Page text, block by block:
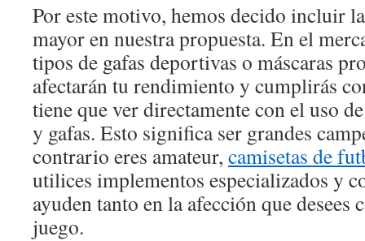
Por este motivo, hemos decido incluir
mayor en nuestra propuesta. En el
tipos de gafas deportivas o máscaras
afectarán tu rendimiento y cumplirás
tiene que ver directamente con el uso
y gafas. Esto significa ser grandes
contrario eres amateur, camisetas de
utilices implementos especializados y
ayuden tanto en la afección que
juego.